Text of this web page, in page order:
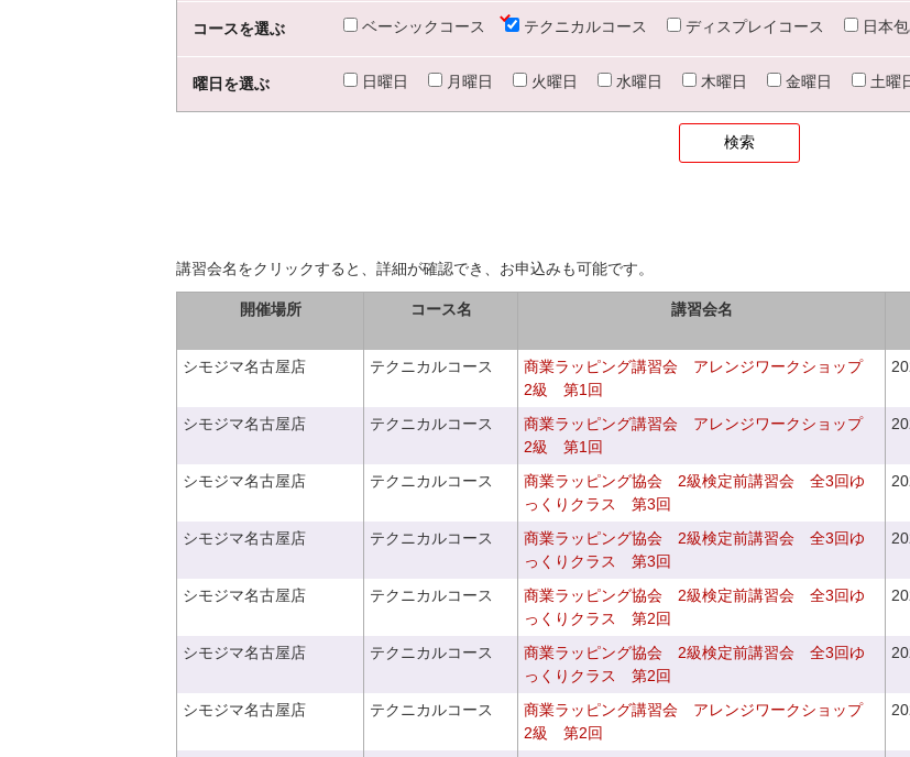
コースを選ぶ ベーシックコース テクニカルコース ディスプレイコース 日本
曜日を選ぶ 日曜日 月曜日 火曜日 水曜日 木曜日 金曜日 土曜
講習会名をクリックすると、詳細が確認でき、お申込みも可能です。
開催場所 コース名 講習会名
シモジマ名古屋店 テクニカルコース
商業ラッピング講習会 アレンジワークショップ
2級 第1回
シモジマ名古屋店 テクニカルコース
商業ラッピング講習会 アレンジワークショップ
2級 第1回
シモジマ名古屋店 テクニカルコース
商業ラッピング協会 2級検定前講習会 全3回ゆ
っくりクラス 第3回
シモジマ名古屋店 テクニカルコース
商業ラッピング協会 2級検定前講習会 全3回ゆ
っくりクラス 第3回
シモジマ名古屋店 テクニカルコース
商業ラッピング協会 2級検定前講習会 全3回ゆ
っくりクラス 第2回
シモジマ名古屋店 テクニカルコース
商業ラッピング協会 2級検定前講習会 全3回ゆ
っくりクラス 第2回
シモジマ名古屋店 テクニカルコース
商業ラッピング講習会 アレンジワークショップ
2級 第2回